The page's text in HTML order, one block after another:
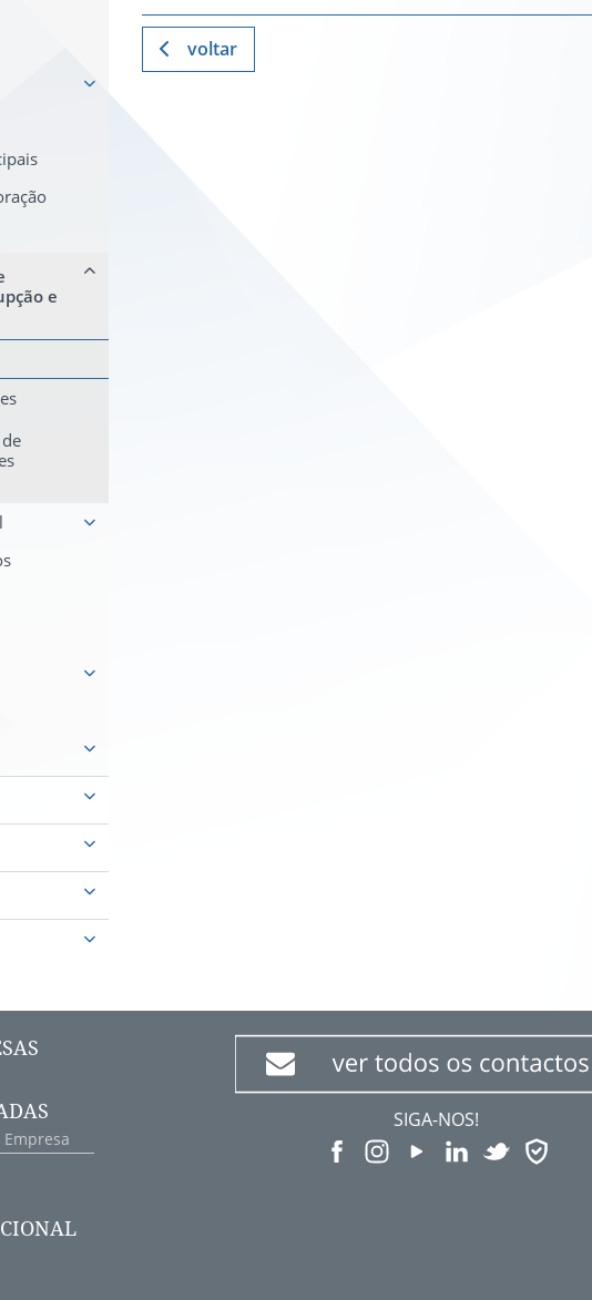
e
voltar
SIGA-NOS!